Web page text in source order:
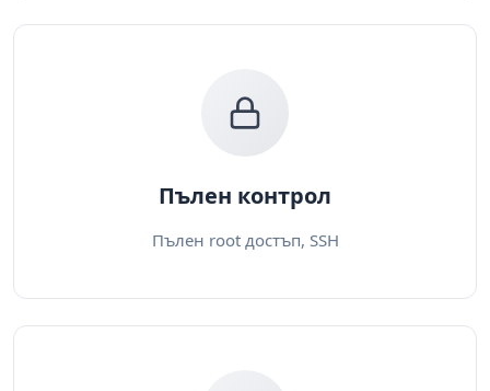
Пълен контрол
Пълен root достъп, SSH